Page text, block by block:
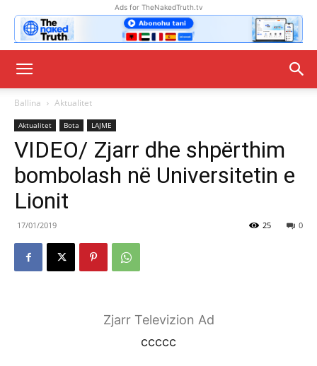
Ads for TheNakedTruth.tv
Ballina Aktualitet
Aktualitet Bota LAJME
VIDEO/ Zjarr dhe shpërthim
bombolash në Universitetin e
Lionit
17/01/2019 0
25
Zjarr Televizion Ad
ccccc